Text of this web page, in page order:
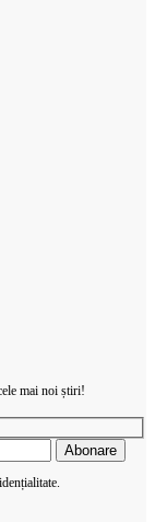
mai noi știri!